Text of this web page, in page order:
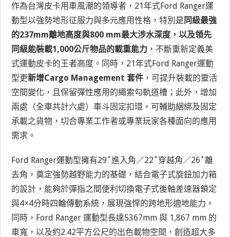
作為台灣皮卡用車風潮的領導者，21年式Ford Ranger運
動型以強勢地形征服力與多元應用性格，特別是 同級最強
的237mm離地高度與800 mm最大涉水深度，以及領先
同級能裝載1,000公斤物品的載重能力 ，不斷重新定義美
式運動皮卡的王者高度。同時，21年式Ford Ranger運動
型更新增Cargo Management 套件 ，可提升裝載的靈活
空間變化，且保留彈性應用的繩索勾軌道槽；此外，增加
兩處（全車共計六處）車斗固定扣環，可輔助綑綁及固定
承載之貨物，切合專業工作者或專業玩家各種面向的應用
需求。
Ford Ranger運動型擁有29˚進入角／22˚穿越角／26˚離
去角，奠定強勢越野能力的基礎，結合電子式旋鈕加力箱
的設計，能夠於彈指之間便利切換電子式後軸差速器鎖定
與4×4分時四輪傳動系統，展現強悍的跨地形適地能力。
同時，Ford Ranger 運動型長達5367mm 與 1,867 mm 的
車寬，以及約2.42平方公尺的出色載物空間，創造超大多